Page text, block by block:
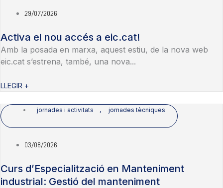
29/07/2026
Activa el nou accés a eic.cat!
Amb la posada en marxa, aquest estiu, de la nova web
eic.cat s’estrena, també, una nova...
LLEGIR +
jornades i activitats , jornades tècniques
03/08/2026
Curs d’Especialització en Manteniment
industrial: Gestió del manteniment